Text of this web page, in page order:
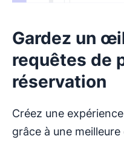
Gardez un
requêtes de
réservation
Créez une
grâce à une